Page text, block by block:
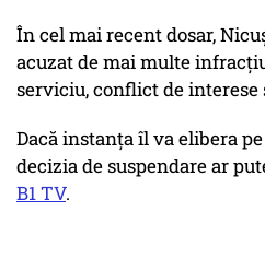
În cel mai recent dosar,
acuzat de mai multe
serviciu, conflict de interese
Dacă instanţa îl va elibera
decizia de suspendare ar
B1 TV.